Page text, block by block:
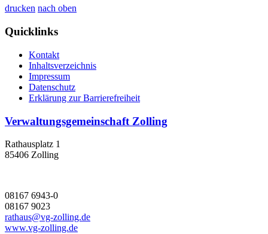
drucken nach oben
Quicklinks
Kontakt
Inhaltsverzeichnis
Impressum
Datenschutz
Erklärung zur Barrierefreiheit
Verwaltungsgemeinschaft Zolling
Rathausplatz 1
85406 Zolling
08167 6943-0
08167 9023
rathaus@vg-zolling.de
www.vg-zolling.de